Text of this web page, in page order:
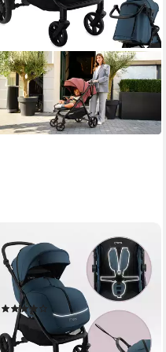
MOMI
Kinder-Buggy Clara, Ab
Geburt, mit Zubehör-Set &
höhenverstellbarem Schieber
144,99 €
13,24 €
mtl. in 12 Raten
lieferbar - in 2-3 Werktagen bei dir